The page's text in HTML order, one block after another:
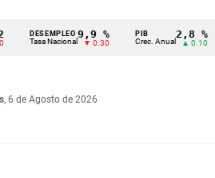
Nacional
9,9 %
▼ 0.30
PIB
Crec. Anual
2,8 %
▲ 0.10
TRM
Tasa
, 6 de Agosto de 2026